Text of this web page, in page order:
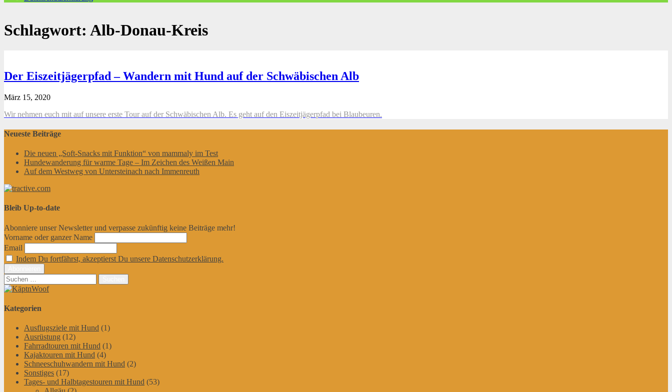
Schlagwort: Alb-Donau-Kreis
Der Eiszeitjägerpfad – Wandern mit Hund auf der Schwäbischen Alb
März 15, 2020
Wir nehmen euch mit auf unsere erste Tour auf der Schwäbischen Alb. Es geht auf den Eiszeitjägerpfad bei Blaubeuren.
Neueste Beiträge
Die neuen „Soft-Snacks mit Funktion“ von mammaly im Test
Hundewanderung für warme Tage – Im Zeichen des Weißen Main
Auf dem Westweg von Untersteinach nach Immenreuth
Bleib Up-to-date
Abonniere unser Newsletter und verpasse zukünftig keine Beiträge mehr!
Vorname oder ganzer Name
Email
Indem Du fortfährst, akzeptierst Du unsere Datenschutzerklärung.
Suchen
nach:
Kategorien
Ausflugsziele mit Hund (1)
Ausrüstung (12)
Fahrradtouren mit Hund (1)
Kajaktouren mit Hund (4)
Schneeschuhwandern mit Hund (2)
Sonstiges (17)
Tages- und Halbtagestouren mit Hund (53)